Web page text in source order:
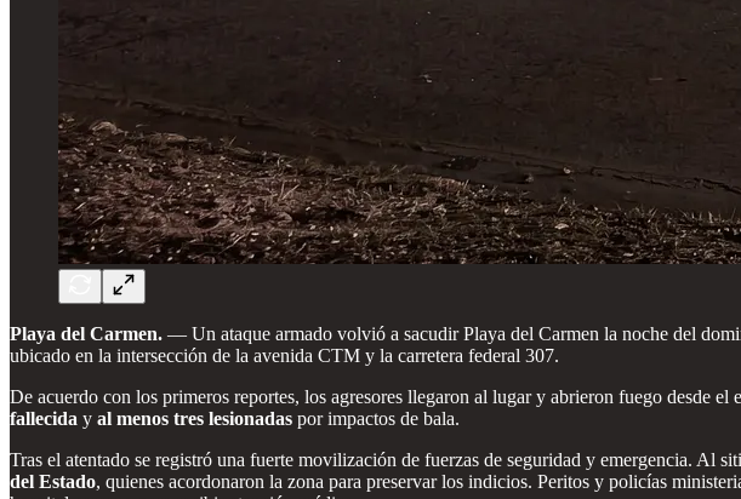
Playa del Carmen. — Un ataque armado volvió a sacudir Playa del Carmen la noche del
ubicado en la intersección de la avenida CTM y la carretera federal 307.
De acuerdo con los primeros reportes, los agresores llegaron al lugar y abrieron fuego desde
fallecida y al menos tres lesionadas por impactos de bala.
Tras el atentado se registró una fuerte movilización de fuerzas de seguridad y emergencia. Al
del Estado, quienes acordonaron la zona para preservar los indicios. Peritos y policías